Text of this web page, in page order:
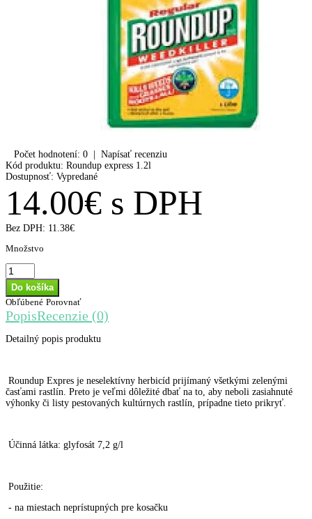
Počet hodnotení: 0
Napísať recenziu
Kód produktu: Roundup express 1.2l
Dostupnosť: Vypredané
14.00€ s DPH
Bez DPH: 11.38€
Množstvo
Obľúbené Porovnať
PopisRecenzie (0)
Detailný popis produktu
Roundup Expres je neselektívny herbicíd prijímaný všetkými zelenými
časťami rastlín. Preto je veľmi dôležité dbať na to, aby neboli zasiahnuté
výhonky či listy pestovaných kultúrnych rastlín, prípadne tieto prikryť.
Účinná látka: glyfosát 7,2 g/l
Použitie:
- na miestach neprístupných pre kosačku